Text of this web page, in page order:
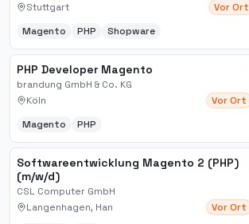
Stuttgart
Vor Ort
Magento
PHP Shopware
PHP Developer Magento
brandung GmbH & Co. KG
Köln
Vor Ort
Magento PHP
Softwareentwicklung Magento 2 (PHP)
(m/w/d)
CSL Computer GmbH
Langenhagen, Han
Vor Ort